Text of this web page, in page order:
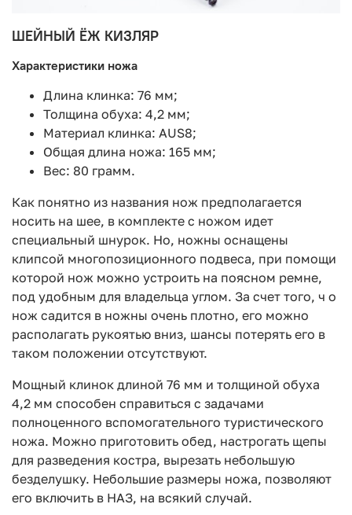
ШЕЙНЫЙ ЁЖ КИЗЛЯР
Характеристики ножа
Длина клинка: 76 мм;
Толщина обуха: 4,2 мм;
Материал клинка: AUS8;
Общая длина ножа: 165 мм;
Вес: 80 грамм.
Как понятно из названия нож предполагается
носить на шее, в комплекте с ножом идет
специальный шнурок. Но, ножны оснащены
клипсой многопозиционного подвеса, при помощи
которой нож можно устроить на поясном ремне,
под удобным для владельца углом. За счет того, ч о
нож садится в ножны очень плотно, его можно
располагать рукоятью вниз, шансы потерять его в
таком положении отсутствуют.
Мощный клинок длиной 76 мм и толщиной обуха
4,2 мм способен справиться с задачами
полноценного вспомогательного туристического
ножа. Можно приготовить обед, настрогать щепы
для разведения костра, вырезать небольшую
безделушку. Небольшие размеры ножа, позволяют
его включить в НАЗ, на всякий случай.